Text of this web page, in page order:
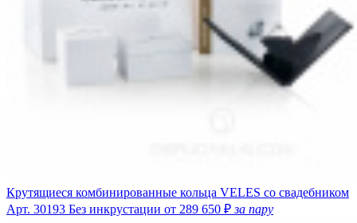
Крутящиеся комбинированные кольца VELES со свадебником
Арт. 30193 Без инкрустации от 289 650 ₽за пару